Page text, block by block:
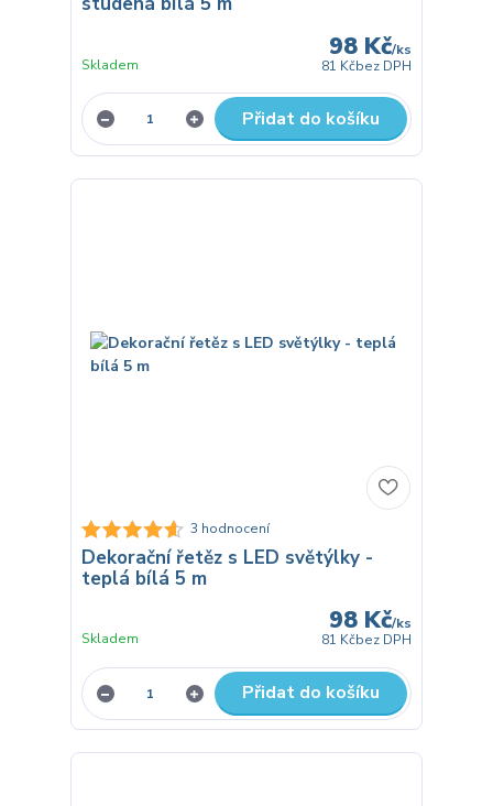
98 Kč/ks
81 Kčbez DPH
Skladem
Přidat do košíku
3 hodnocení
Dekorační řetěz s LED světýlky -
teplá bílá 5 m
98 Kč/ks
81 Kčbez DPH
Skladem
Přidat do košíku